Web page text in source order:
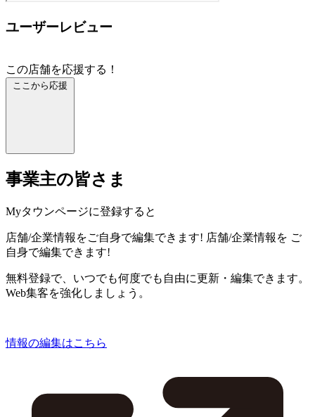
ユーザーレビュー
この店舗を応援する！
ここから応援
事業主の皆さま
Myタウンページに登録すると
店舗/企業情報をご自身で編集できます! 店舗/企業情報を ご
自身で編集できます!
無料登録で、いつでも何度でも自由に更新・編集できます。
Web集客を強化しましょう。
情報の編集はこちら